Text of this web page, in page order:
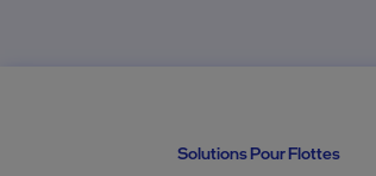
Solutions Pour Flottes